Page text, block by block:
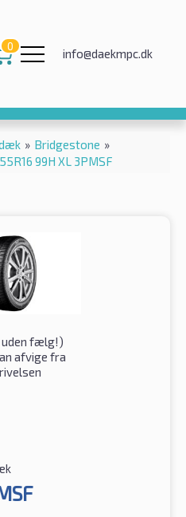
0
info@daekmpc.dk
» Bridgestone »
99H XL 3PMSF
uden fælg!)
afvige fra